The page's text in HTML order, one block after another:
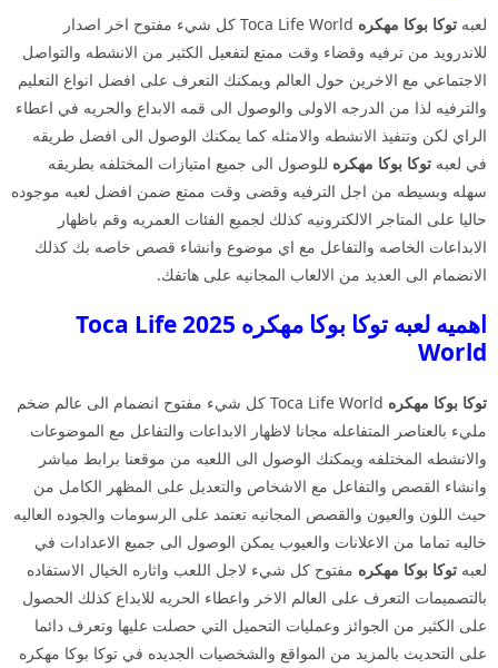
لعبه توكا بوكا مهكره
Toca Life World كل شيء مفتوح اخر اصدار
للاندرويد من ترفيه وقضاء وقت ممتع لتفعيل الكثير من الانشطه والتواصل
الاجتماعي مع الاخرين حول العالم ويمكنك التعرف على افضل انواع التعليم
والترفيه لذا من الدرجه الاولى والوصول الى قمه الابداع والحريه في اعطاء
الراي لكن وتنفيذ الانشطه والامثله كما يمكنك الوصول الى افضل طريقه
في لعبه توكا بوكا مهكره للوصول الى جميع امتيازات المختلفه بطريقه
سهله وبسيطه من اجل الترفيه وقضى وقت ممتع ضمن افضل لعبه موجوده
حاليا على المتاجر الالكترونيه كذلك لجميع الفئات العمريه وقم باظهار
الابداعات الخاصه والتفاعل مع اي موضوع وانشاء قصص خاصه بك كذلك
الانضمام الى العديد من الالعاب المجانيه على هاتفك.
اهميه لعبه توكا بوكا مهكره 2025 Toca Life
World
توكا بوكا مهكره
Toca Life World كل شيء مفتوح انضمام الى عالم ضخم
مليء بالعناصر المتفاعله مجانا لاظهار الابداعات والتفاعل مع الموضوعات
والانشطه المختلفه ويمكنك الوصول الى اللعبه من موقعنا برابط مباشر
وانشاء القصص والتفاعل مع الاشخاص والتعديل على المظهر الكامل من
حيث اللون والعيون والقصص المجانيه تعتمد على الرسومات والجوده العاليه
خاليه تماما من الاعلانات والعيوب يمكن الوصول الى جميع الاعدادات في
لعبه توكا بوكا مهكره مفتوح كل شيء لاجل اللعب واثاره الخيال الاستفاده
بالتصميمات التعرف على العالم الاخر واعطاء الحريه للابداع كذلك الحصول
على الكثير من الجوائز وعمليات التحميل التي حصلت عليها وتعرف دائما
على التحديث بالمزيد من المواقع والشخصيات الجديده في توكا بوكا مهكره